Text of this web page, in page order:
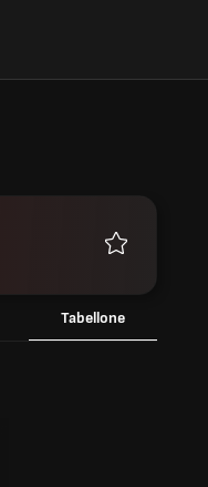
Tabellone